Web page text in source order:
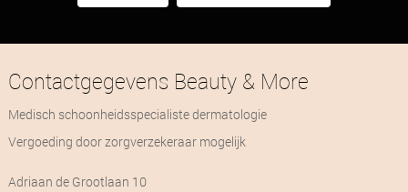
Contactgegevens Beauty & More
Medisch schoonheidsspecialiste dermatologie
Vergoeding door zorgverzekeraar mogelijk
Adriaan de Grootlaan 10